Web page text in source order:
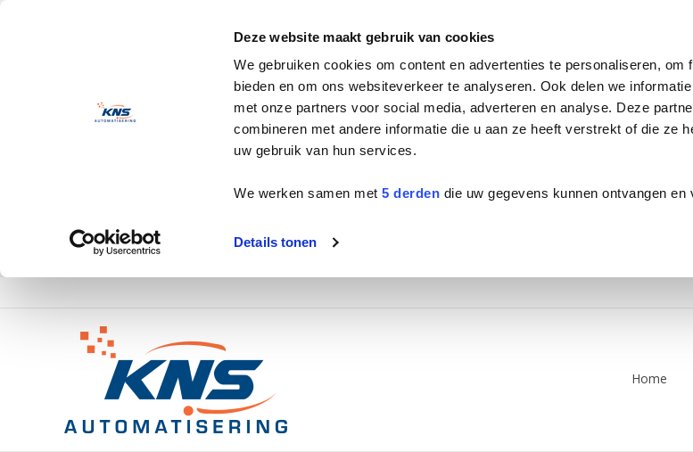
Deze website maakt gebruik van cookies
We gebruiken cookies om content en advertenties te personaliseren, om
bieden en om ons websiteverkeer te analyseren. Ook delen we
met onze partners voor social media, adverteren en analyse. Deze
combineren met andere informatie die u aan ze heeft verstrekt of die ze
uw gebruik van hun services.
We werken samen met5 derden die uw gegevens kunnen ontvangen en
Details tonen
Home